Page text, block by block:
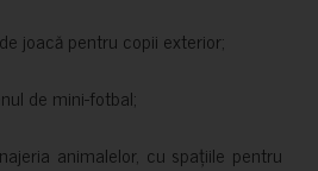
joacă pentru copii exterior;
de mini-fotbal;
animalelor, cu spațiile pentru